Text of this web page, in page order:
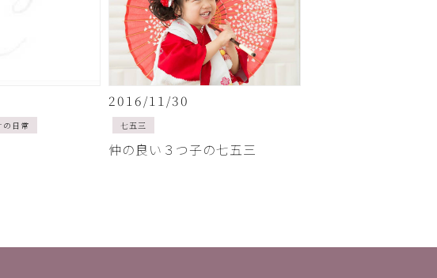
の日常
2016/11/30
七五三
仲の良い３つ子の七五三